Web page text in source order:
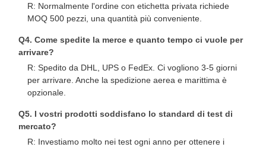
R: Normalmente l'ordine con etichetta privata richiede
MOQ 500 pezzi, una quantità più conveniente.
Q4. Come spedite la merce e quanto tempo ci vuole per
arrivare?
R: Spedito da DHL, UPS o FedEx. Ci vogliono 3-5 giorni
per arrivare. Anche la spedizione aerea e marittima è
opzionale.
Q5. I vostri prodotti soddisfano lo standard di test di
mercato?
R: Investiamo molto nei test ogni anno per ottenere i